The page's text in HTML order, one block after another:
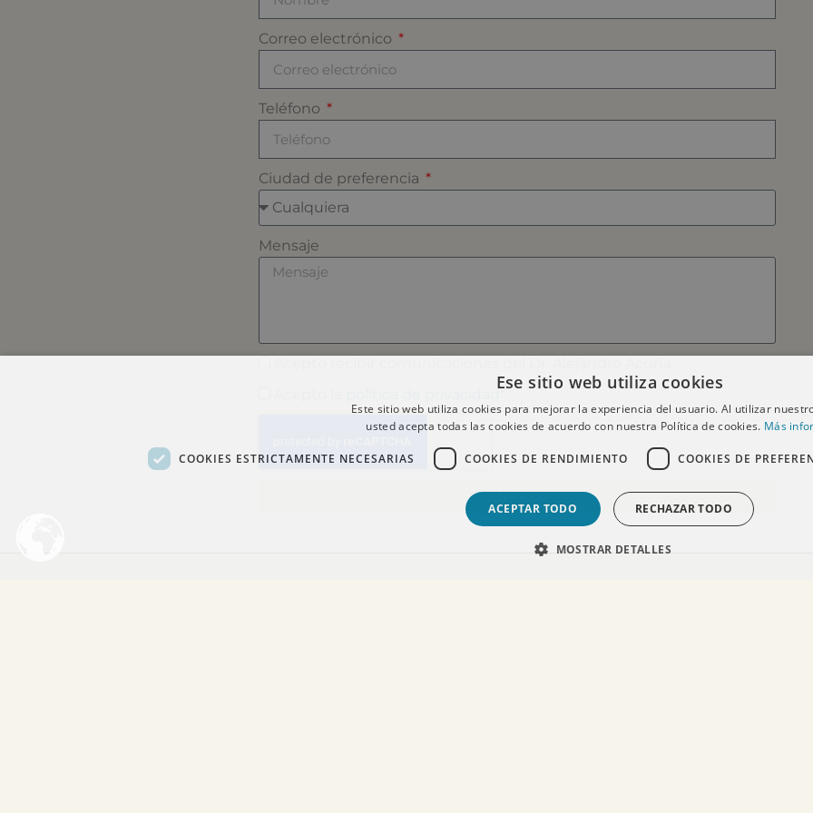
Correo electrónico
Teléfono
Ciudad de preferencia
Mensaje
política de privacidad*
ENVIAR
Ese sitio web utiliza cookies
Este sitio web utiliza cookies para mejorar la experiencia del usuario. Al utilizar
usted acepta todas las cookies de acuerdo con nuestra Política de cookies. Más
COOKIES ESTRICTAMENTE NECESARIAS COOKIES DE RENDIMIENTO COOKIES DE
ACEPTAR TODO RECHAZAR TODO
MOSTRAR DETALLES